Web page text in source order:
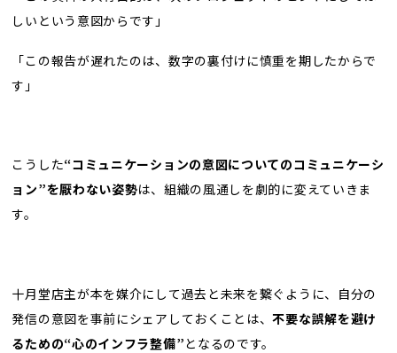
しいという意図からです」
「この報告が遅れたのは、数字の裏付けに慎重を期したからで
す」
こうした“コミュニケーションの意図についてのコミュニケーシ
ョン”を厭わない姿勢は、組織の風通しを劇的に変えていきま
す。
十月堂店主が本を媒介にして過去と未来を繋ぐように、自分の
発信の意図を事前にシェアしておくことは、不要な誤解を避け
るための“心のインフラ整備”となるのです。